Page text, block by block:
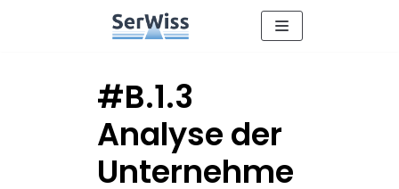
#B.1.3
Analyse der
Unternehme